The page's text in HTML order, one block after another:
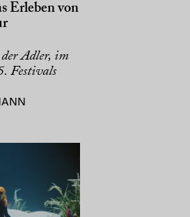
Erleben von
Adler, im
Festivals